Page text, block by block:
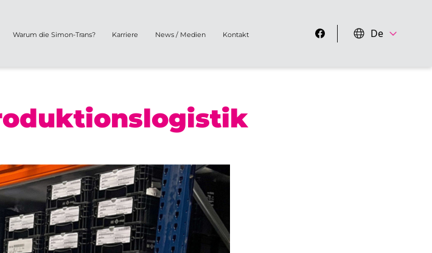
Warum die Simon-Trans? Karriere News / Medien Kontakt De